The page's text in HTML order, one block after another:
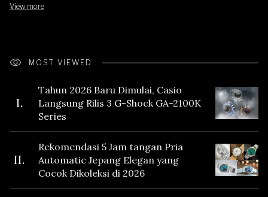
View more
MOST VIEWED
I.
Tahun 2026 Baru Dimulai, Casio
Langsung Rilis 3 G-Shock GA-2100K
Series
II.
Rekomendasi 5 Jam tangan Pria
Automatic Jepang Elegan yang
Cocok Dikoleksi di 2026